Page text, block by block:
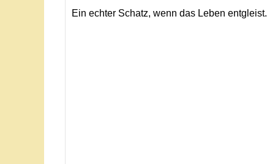
Ein echter Schatz, wenn das Leben entgleist.